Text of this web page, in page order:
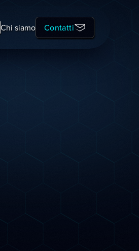
Chi siamo Contatti